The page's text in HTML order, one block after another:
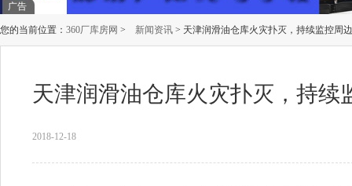
广告
您的当前位置： 360厂库房网 > 新闻资讯 > 天津润滑油仓库火灾扑灭，持续监控周
天津润滑油仓库火灾扑灭，持
2018-12-18